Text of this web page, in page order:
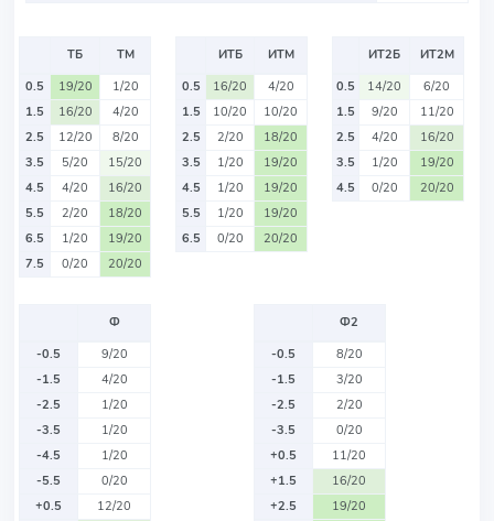
ТБ
ТМ
0.5
19/20
1/20
1.5
16/20
4/20
2.5
12/20
8/20
3.5
5/20
15/20
4.5
4/20
16/20
5.5
2/20
18/20
6.5
1/20
19/20
7.5
0/20 20/20
ИТБ
ИТМ
0.5
16/20
4/20
1.5
10/20
10/20
2.5
2/20
18/20
3.5
1/20
19/20
4.5
1/20
19/20
5.5
1/20
19/20
6.5
0/20 20/20
ИТ2Б
ИТ2М
0.5
14/20
6/20
1.5
9/20
11/20
2.5
4/20
16/20
3.5
1/20
19/20
4.5
0/20 20/20
Ф
-0.5
9/20
-1.5
4/20
-2.5
1/20
-3.5
1/20
-4.5
1/20
-5.5
0/20
+0.5
12/20
Ф2
-0.5
8/20
-1.5
3/20
-2.5
2/20
-3.5
0/20
+0.5
11/20
+1.5
16/20
+2.5
19/20